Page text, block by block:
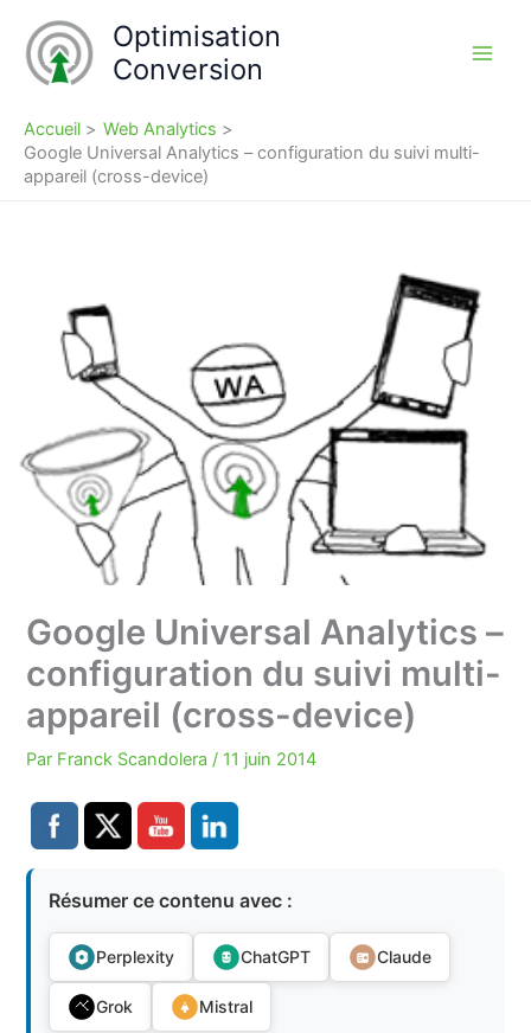
contenu
Optimisation
Conversion
Accueil
Web Analytics
Google Universal Analytics – configuration du suivi multi-
appareil (cross-device)
Google Universal Analytics –
configuration du suivi multi-
appareil (cross-device)
Par Franck Scandolera / 11 juin 2014
Résumer ce contenu avec :
Perplexity ChatGPT Claude
Grok Mistral